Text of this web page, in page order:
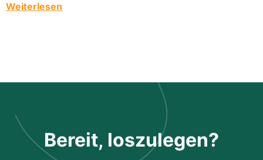
Weiterlesen
Bereit, loszulegen?